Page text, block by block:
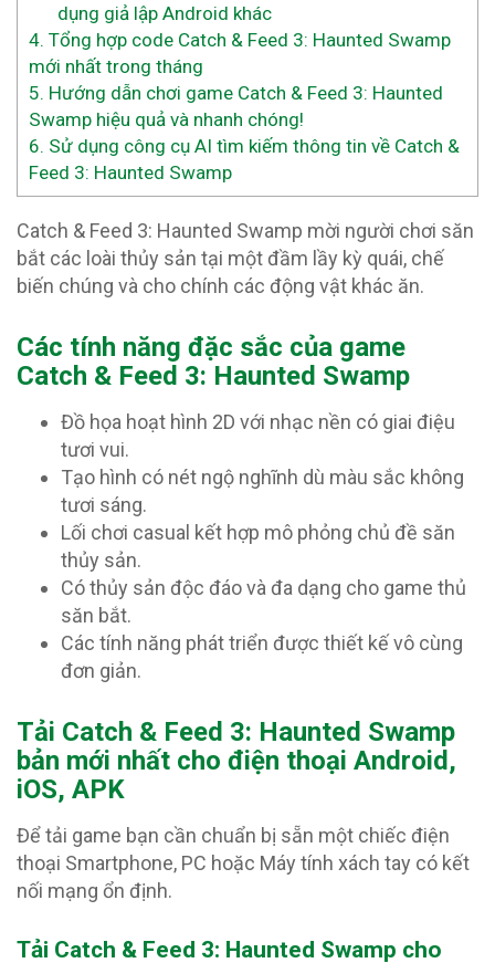
dụng giả lập Android khác
4. Tổng hợp code Catch & Feed 3: Haunted Swamp
mới nhất trong tháng
5. Hướng dẫn chơi game Catch & Feed 3: Haunted
Swamp hiệu quả và nhanh chóng!
6. Sử dụng công cụ AI tìm kiếm thông tin về Catch &
Feed 3: Haunted Swamp
Catch & Feed 3: Haunted Swamp mời người chơi săn
bắt các loài thủy sản tại một đầm lầy kỳ quái, chế
biến chúng và cho chính các động vật khác ăn.
Các tính năng đặc sắc của game
Catch & Feed 3: Haunted Swamp
Đồ họa hoạt hình 2D với nhạc nền có giai điệu
tươi vui.
Tạo hình có nét ngộ nghĩnh dù màu sắc không
tươi sáng.
Lối chơi casual kết hợp mô phỏng chủ đề săn
thủy sản.
Có thủy sản độc đáo và đa dạng cho game thủ
săn bắt.
Các tính năng phát triển được thiết kế vô cùng
đơn giản.
Tải Catch & Feed 3: Haunted Swamp
bản mới nhất cho điện thoại Android,
iOS, APK
Để tải game bạn cần chuẩn bị sẵn một chiếc điện
thoại Smartphone, PC hoặc Máy tính xách tay có kết
nối mạng ổn định.
Tải Catch & Feed 3: Haunted Swamp cho